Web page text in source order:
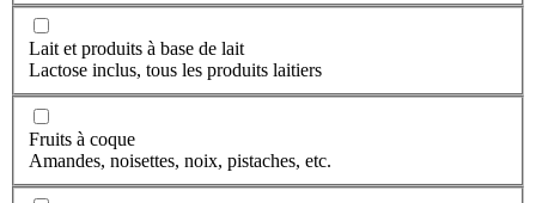
Lait et produits à base de lait
Lactose inclus, tous les produits laitiers
Fruits à coque
Amandes, noisettes, noix, pistaches, etc.